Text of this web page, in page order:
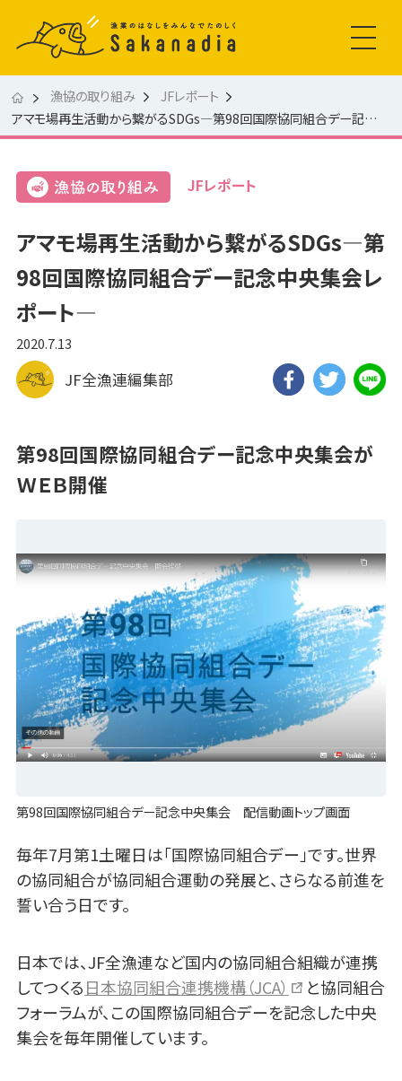
漁協の取り組み
JFレポート
アマモ場再生活動から繋がるSDGs―第98回国際協同組合デー記念中央集会レポート―
JFレポート
アマモ場再生活動から繋がるSDGs―第
98回国際協同組合デー記念中央集会レ
ポート―
2020.7.13
JF全漁連編集部
第98回国際協同組合デー記念中央集会が
ＷＥＢ開催
第98回国際協同組合デー記念中央集会 配信動画トップ画面
毎年7月第1土曜日は「国際協同組合デー」です。世界
の協同組合が協同組合運動の発展と、さらなる前進を
誓い合う日です。
日本では、JF全漁連など国内の協同組合組織が連携
してつくる日本協同組合連携機構（JCA）
と協同組合
フォーラムが、この国際協同組合デーを記念した中央
集会を毎年開催しています。